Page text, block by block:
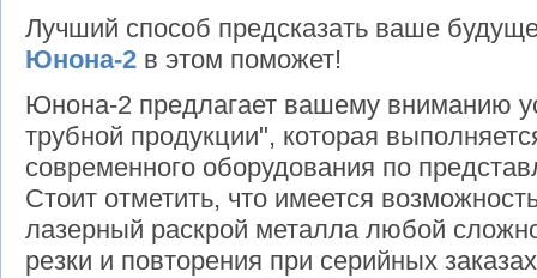
Лучший способ предсказать ваше
Юнона-2 в этом поможет!
Юнона-2 предлагает вашему вниманию
трубной продукции", которая
современного оборудования по
Стоит отметить, что имеется
лазерный раскрой металла любой
резки и повторения при серийных